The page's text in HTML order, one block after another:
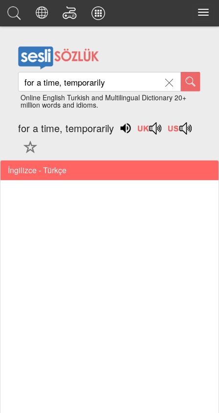
Online English Turkish and Multilingual Dictionary 20+
million words and idioms.
for a time, temporarily
İngilizce - Türkçe